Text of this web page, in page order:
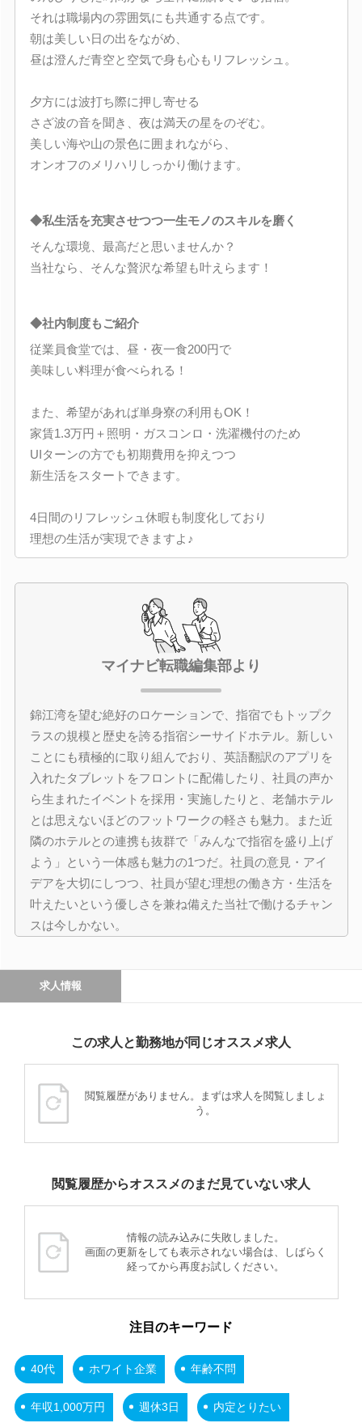
それは職場内の雰囲気にも共通する点です。
朝は美しい日の出をながめ、
昼は澄んだ青空と空気で身も心もリフレッシュ。
夕方には波打ち際に押し寄せる
さざ波の音を聞き、夜は満天の星をのぞむ。
美しい海や山の景色に囲まれながら、
オンオフのメリハリしっかり働けます。
◆私生活を充実させつつ一生モノのスキルを磨く
そんな環境、最高だと思いませんか？
当社なら、そんな贅沢な希望も叶えらます！
◆社内制度もご紹介
従業員食堂では、昼・夜一食200円で
美味しい料理が食べられる！
また、希望があれば単身寮の利用もOK！
家賃1.3万円＋照明・ガスコンロ・洗濯機付のため
UIターンの方でも初期費用を抑えつつ
新生活をスタートできます。
4日間のリフレッシュ休暇も制度化しており
理想の生活が実現できますよ♪
マイナビ転職編集部より
錦江湾を望む絶好のロケーションで、指宿でもトップク
ラスの規模と歴史を誇る指宿シーサイドホテル。新しい
ことにも積極的に取り組んでおり、英語翻訳のアプリを
入れたタブレットをフロントに配備したり、社員の声か
ら生まれたイベントを採用・実施したりと、老舗ホテル
とは思えないほどのフットワークの軽さも魅力。また近
隣のホテルとの連携も抜群で「みんなで指宿を盛り上げ
よう」という一体感も魅力の1つだ。社員の意見・アイ
デアを大切にしつつ、社員が望む理想の働き方・生活を
叶えたいという優しさを兼ね備えた当社で働けるチャン
スは今しかない。
求人情報
この求人と勤務地が同じオススメ求人
閲覧履歴がありません。まずは求人を閲覧しましょ
う。
閲覧履歴からオススメのまだ見ていない求人
情報の読み込みに失敗しました。
画面の更新をしても表示されない場合は、しばらく
経ってから再度お試しください。
注目のキーワード
40代 ホワイト企業 年齢不問
年収1,000万円 週休3日 内定とりたい